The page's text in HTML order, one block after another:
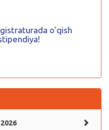
o’qish